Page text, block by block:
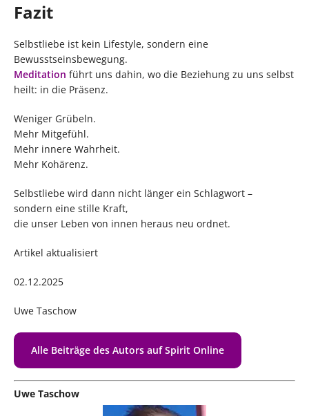
Fazit
Selbstliebe ist kein Lifestyle, sondern eine
Bewusstseinsbewegung.
Meditation führt uns dahin, wo die Beziehung zu uns selbst
heilt: in die Präsenz.
Weniger Grübeln.
Mehr Mitgefühl.
Mehr innere Wahrheit.
Mehr Kohärenz.
Selbstliebe wird dann nicht länger ein Schlagwort –
sondern eine stille Kraft,
die unser Leben von innen heraus neu ordnet.
Artikel aktualisiert
02.12.2025
Uwe Taschow
Alle Beiträge des Autors auf Spirit Online
Uwe Taschow